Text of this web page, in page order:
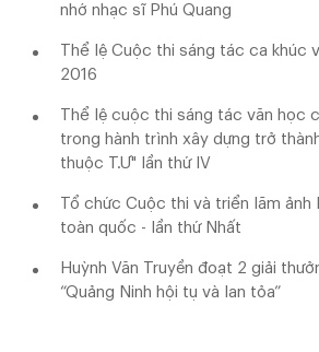
nhớ nhạc sĩ Phú Quang
Thể lệ Cuộc thi sáng tác ca khúc
2016
Thể lệ cuộc thi sáng tác văn học
trong hành trình xây dựng trở
thuộc T.Ư" lần thứ IV
Tổ chức Cuộc thi và triển lãm ảnh
toàn quốc - lần thứ Nhất
Huỳnh Văn Truyền đoạt 2 giải
“Quảng Ninh hội tụ và lan tỏa”